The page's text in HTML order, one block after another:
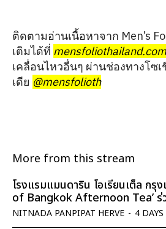
ติดตามอ่านเนื้อหาจาก Men’s
เติมได้ที่ mensfoliothailand.com
เคลื่อนไหวอื่นๆ ผ่านช่องทางโซ
เดีย @mensfolioth
More from this stream
โรงแรมแมนดาริน โอเรียนเต็ล กรุ
of Bangkok Afternoon Tea’ ร่
NITNADA PANPIPAT HERVE - 4